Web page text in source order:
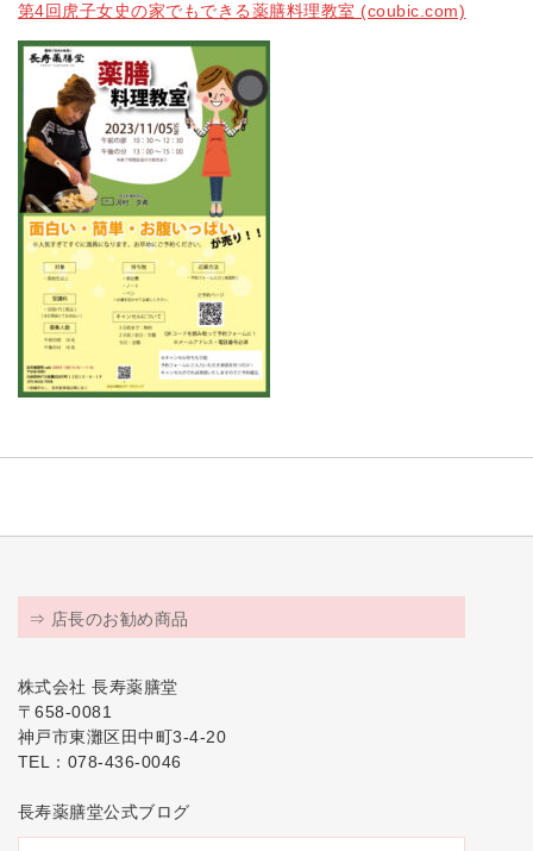
第4回虎子女史の家でもできる薬膳料理教室 (coubic.com)
⇒ 店長のお勧め商品
株式会社 長寿薬膳堂
〒658-0081
神戸市東灘区田中町3-4-20
TEL：078-436-0046
長寿薬膳堂公式ブログ